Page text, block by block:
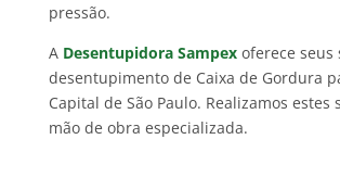
pressão.
A Desentupidora Sampex oferece seus
desentupimento de Caixa de Gordura
Capital de São Paulo. Realizamos estes
mão de obra especializada.